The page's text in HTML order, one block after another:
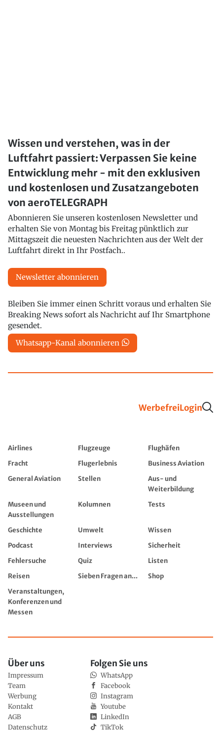
Wissen und verstehen, was in der
Luftfahrt passiert: Verpassen Sie keine
Entwicklung mehr - mit den exklusiven
und kostenlosen und Zusatzangeboten
von aeroTELEGRAPH
Abonnieren Sie unseren kostenlosen Newsletter und
erhalten Sie von Montag bis Freitag pünktlich zur
Mittagszeit die neuesten Nachrichten aus der Welt der
Luftfahrt direkt in Ihr Postfach..
Newsletter abonnieren
Bleiben Sie immer einen Schritt voraus und erhalten Sie
Breaking News sofort als Nachricht auf Ihr Smartphone
gesendet.
Whatsapp-Kanal abonnieren
WerbefreiLogin
Airlines Flugzeuge
Flughäfen
Fracht
Flugerlebnis
Business Aviation
General Aviation
Stellen
Aus- und
Weiterbildung
Museen und
Ausstellungen
Kolumnen Tests
Geschichte Umwelt
Wissen
Podcast
Interviews
Sicherheit
Fehlersuche
Quiz
Listen
Reisen
Sieben Fragen an...
Shop
Veranstaltungen,
Konferenzen und
Messen
Über uns
Impressum
Team
Werbung
Kontakt
AGB
Datenschutz
Folgen Sie uns
WhatsApp
Facebook
Instagram
Youtube
LinkedIn
TikTok